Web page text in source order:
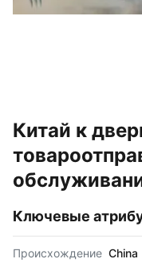
Китай к
Ключевые
Происхождение China